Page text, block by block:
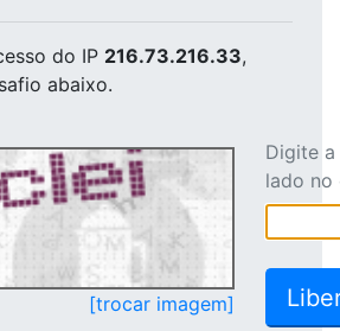
do IP 216.73.216.33,
abaixo.
[trocar imagem]
Digite
lado no